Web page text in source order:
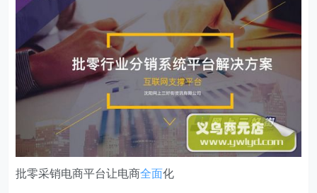
批零采销电商平台让电商全面化